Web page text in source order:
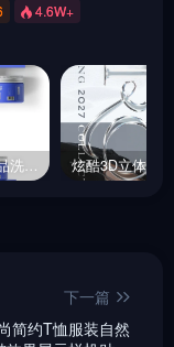
4.6W+
蓝色化妆品护肤品洗面奶包装瓶样机贴图psd分层设计素材模板Mockup
下一篇
简约T恤服装自然